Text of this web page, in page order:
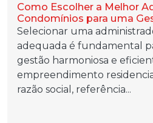
Como Escolher a Melhor
Condomínios para uma
Selecionar uma
adequada é fundamental
gestão harmoniosa e
empreendimento
razão social, referência...